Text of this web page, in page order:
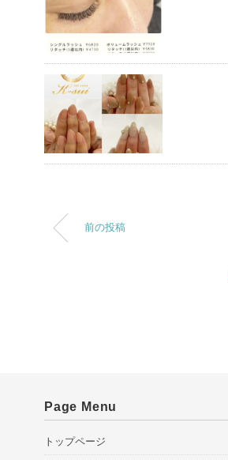
前の投稿
Page Menu
トップページ